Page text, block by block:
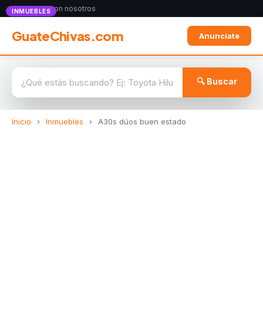
Anunciate con nosotros
GuateChivas.com Anunciate
🔍 Buscar
Inicio › Inmuebles › A30s dúos buen estado
INMUEBLES